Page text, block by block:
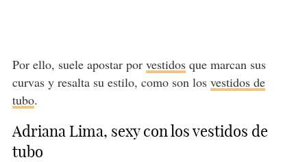
Por ello, suele apostar por vestidosque marcan sus
curvas y resalta su estilo, como son los vestidos de
tubo.
Adriana Lima, sexy con los vestidos de
tubo